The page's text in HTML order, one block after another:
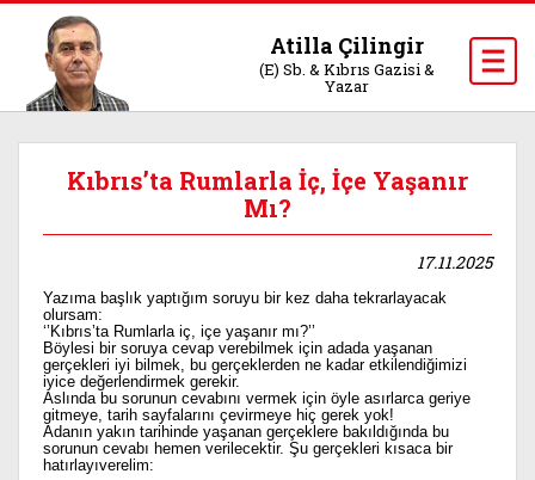
Atilla Çilingir
(E) Sb. & Kıbrıs Gazisi &
Yazar
Kıbrıs’ta Rumlarla İç, İçe Yaşanır
Mı?
17.11.2025
Yazıma başlık yaptığım soruyu bir kez daha tekrarlayacak
olursam:
‘’Kıbrıs’ta Rumlarla iç, içe yaşanır mı?’’
Böylesi bir soruya cevap verebilmek için adada yaşanan
gerçekleri iyi bilmek, bu gerçeklerden ne kadar etkilendiğimizi
iyice değerlendirmek gerekir.
Aslında bu sorunun cevabını vermek için öyle asırlarca geriye
gitmeye, tarih sayfalarını çevirmeye hiç gerek yok!
Adanın yakın tarihinde yaşanan gerçeklere bakıldığında bu
sorunun cevabı hemen verilecektir. Şu gerçekleri kısaca bir
hatırlayıverelim: